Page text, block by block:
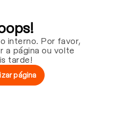
interno. Por favor,
a página ou volte
tarde!
página